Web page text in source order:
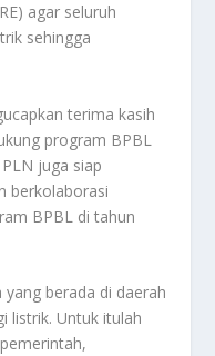
agar seluruh
sehingga
terima kasih
program BPBL
juga siap
berkolaborasi
BPBL di tahun
yang berada di daerah
listrik. Untuk itulah